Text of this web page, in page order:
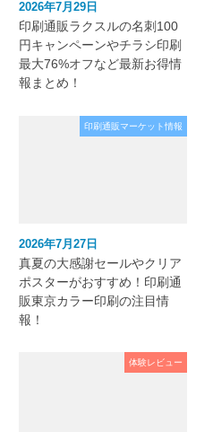
2026年7月29日
印刷通販ラクスルの名刺100
円キャンペーンやチラシ印刷
最大76%オフなど最新お得情
報まとめ！
印刷通販マーケット情報
2026年7月27日
真夏の大感謝セールやクリア
ポスターがおすすめ！印刷通
販東京カラー印刷の注目情
報！
体験レビュー